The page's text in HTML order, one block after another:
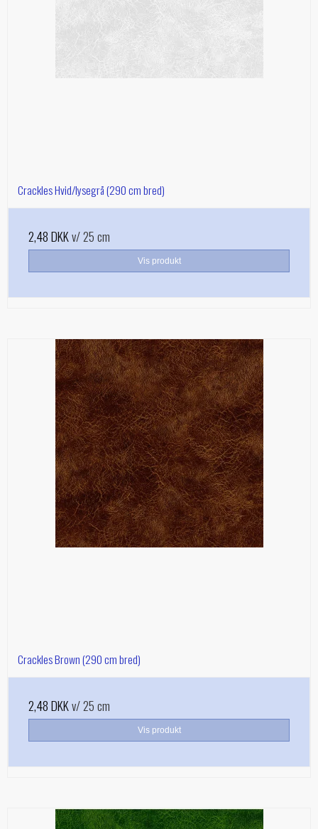
Crackles Hvid/lysegrå (290 cm bred)
2,48 DKKv/ 25 cm
Vis produkt
Crackles Brown (290 cm bred)
2,48 DKKv/ 25 cm
Vis produkt